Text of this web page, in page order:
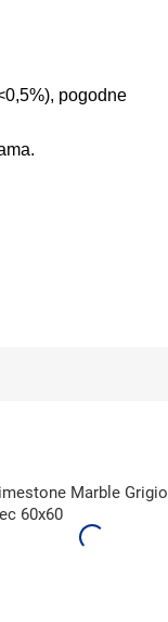
pogodne
Marble Grigio
60x60